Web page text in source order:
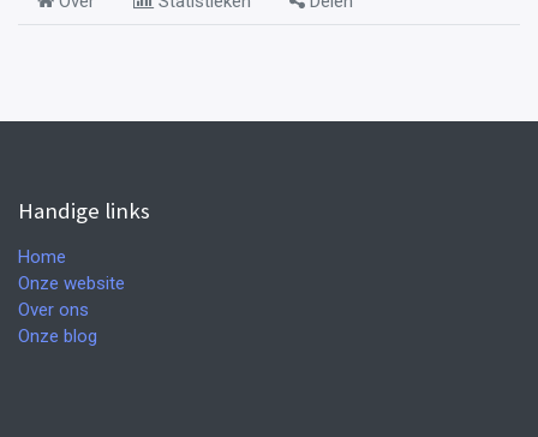
Handige links
Home
Onze website
Over ons
Onze blog